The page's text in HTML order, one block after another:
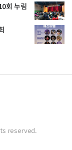
회 누림
reserved.